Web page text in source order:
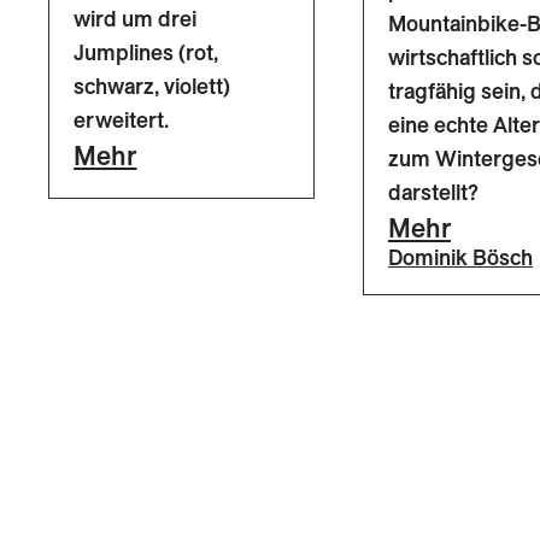
wird um drei
Jumplines (rot,
schwarz, violett)
erweitert.
Mehr
Mountainbike-
wirtschaftlich
tragfähig sein,
eine echte
zum
darstellt?
Mehr
Dominik Bösch